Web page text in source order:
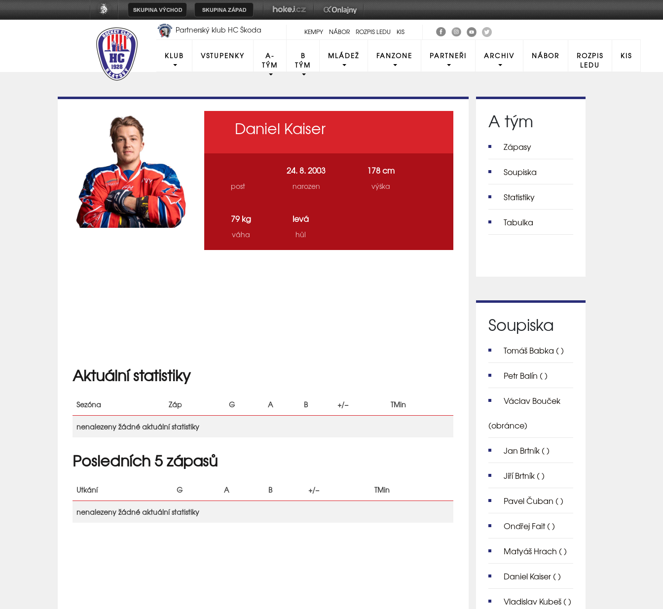
Partnerský klub HC Škoda
KEMPY NÁBOR ROZPIS LEDU KIS
KLUB VSTUPENKY
A-
TÝM
B
TÝM
MLÁDEŽ FANZONE PARTNEŘI ARCHIV NÁBOR
ROZPIS
LEDU
KIS
Daniel Kaiser
post
24. 8. 2003
narozen
178 cm
výška
79 kg
váha
levá
hůl
Aktuální statistiky
Sezóna Záp G A B +/− TMin
nenalezeny žádné aktuální statistiky
Posledních 5 zápasů
Utkání G A B +/− TMin
nenalezeny žádné aktuální statistiky
A tým
Zápasy
Soupiska
Statistiky
Tabulka
Soupiska
Tomáš Babka ( )
Petr Balín ( )
Václav Bouček
(obránce)
Jan Brtník ( )
Jiří Brtník ( )
Pavel Čuban ( )
Ondřej Fait( )
Matyáš Hrach ( )
Daniel Kaiser ( )
Vladislav Kubeš ( )